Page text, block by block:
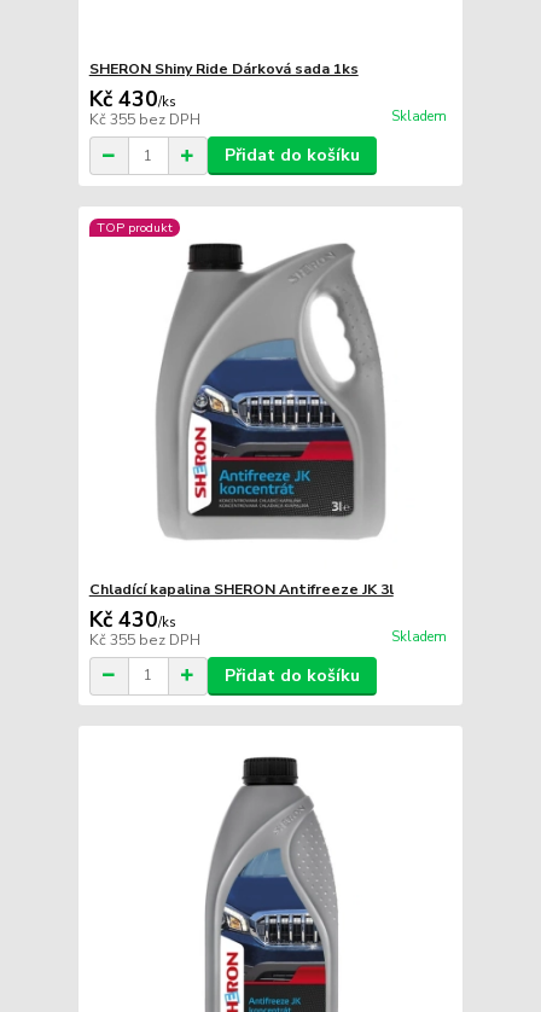
SHERON Shiny Ride Dárková sada 1ks
Kč 430/ks
Kč 355 bez DPH Skladem
Přidat do košíku
TOP produkt
Chladící kapalina SHERON Antifreeze JK 3l
Kč 430/ks
Kč 355 bez DPH Skladem
Přidat do košíku